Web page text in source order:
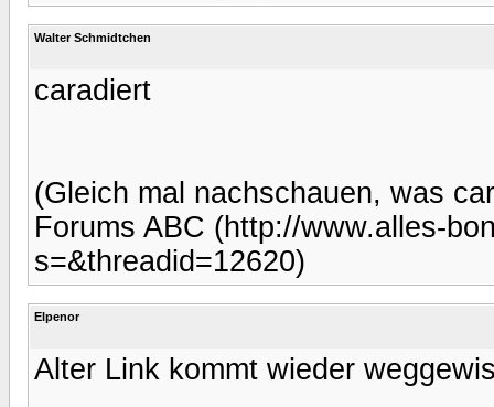
Walter Schmidtchen
caradiert
(Gleich mal nachschauen, was
Forums ABC (http://www.alles-
s=&threadid=12620)
Elpenor
Alter Link kommt wieder